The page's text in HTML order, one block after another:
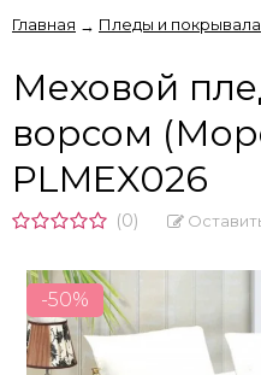
Главная → Пледы и покрывала
Меховой
ворсом
PLMEX026
(0)
-50%